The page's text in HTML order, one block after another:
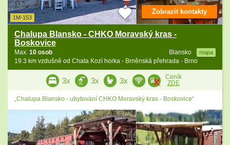
1M-153
Chalupa Blansko - CHKO Moravský kras -
Boskovice
Blansko mapa
Max. 10 osob
19.3 km vzdušně od Chata Kozí horka - Brněnská přehrada - Brno
Zobrazit kontakty
3x 3x 3x
Ceník
ZDE
„Chalupa Blansko - ubytování CHKO Moravský kras - Boskovice“